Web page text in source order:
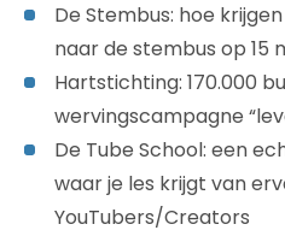
De Stembus: hoe
naar de stembus op 15
Hartstichting: 170.000
wervingscampagne
De Tube School: een
waar je les krijgt van
YouTubers/Creators